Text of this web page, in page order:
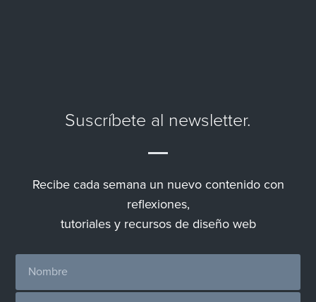
Suscríbete al newsletter.
Recibe cada semana un nuevo contenido con
reflexiones,
tutoriales y recursos de diseño web